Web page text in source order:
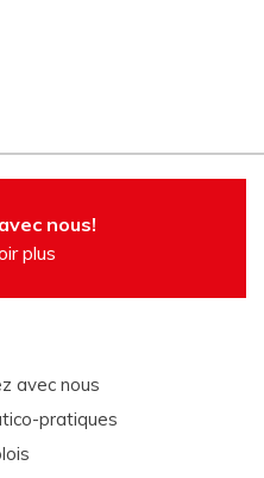
nous!
plus
avec nous
pratiques